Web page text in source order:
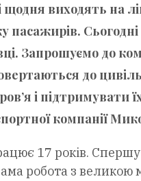
виходять на
Сьогодні
Запрошуємо до
до
і підтримувати
компанії
17 років.
робота з великою